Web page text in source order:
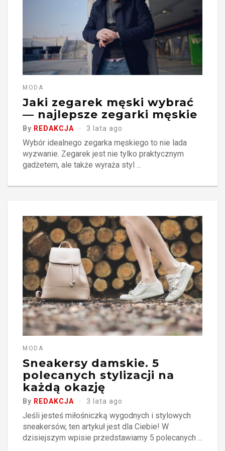
MODA
Jaki zegarek męski wybrać
— najlepsze zegarki męskie
By REDAKCJA 3 lata ago
Wybór idealnego zegarka męskiego to nie lada
wyzwanie. Zegarek jest nie tylko praktycznym
gadżetem, ale także wyraża styl ...
MODA
Sneakersy damskie. 5
polecanych stylizacji na
każdą okazję
By REDAKCJA 3 lata ago
Jeśli jesteś miłośniczką wygodnych i stylowych
sneakersów, ten artykuł jest dla Ciebie! W
dzisiejszym wpisie przedstawiamy 5 polecanych ...